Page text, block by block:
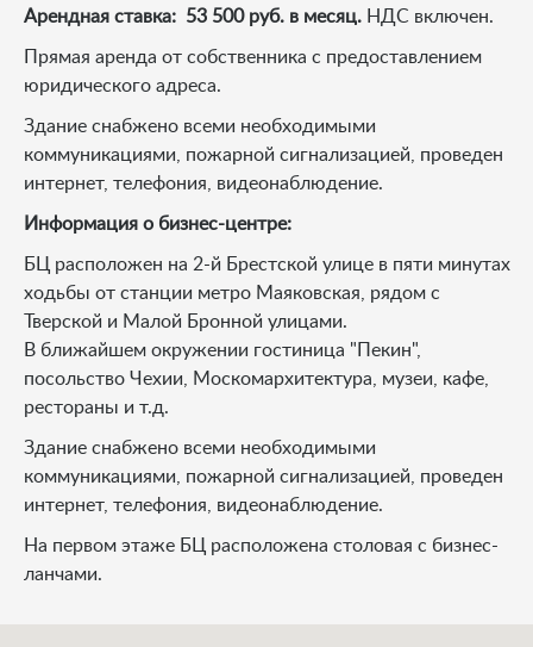
Арендная ставка: 53 500 руб. в месяц. НДС включен.
Прямая аренда от собственника с предоставлением
юридического адреса.
Здание снабжено всеми необходимыми
коммуникациями, пожарной сигнализацией, проведен
интернет, телефония, видеонаблюдение.
Информация о бизнес-центре:
БЦ расположен на 2-й Брестской улице в пяти минутах
ходьбы от станции метро Маяковская, рядом с
Тверской и Малой Бронной улицами.
В ближайшем окружении гостиница "Пекин",
посольство Чехии, Москомархитектура, музеи, кафе,
рестораны и т.д.
Здание снабжено всеми необходимыми
коммуникациями, пожарной сигнализацией, проведен
интернет, телефония, видеонаблюдение.
На первом этаже БЦ расположена столовая с бизнес-
ланчами.